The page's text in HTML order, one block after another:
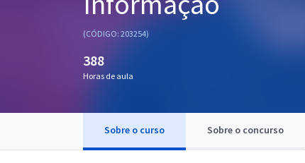
Questões grátis
(CÓDIGO: 203254)
388
Horas de aula
Sobre o curso Sobre o concurso